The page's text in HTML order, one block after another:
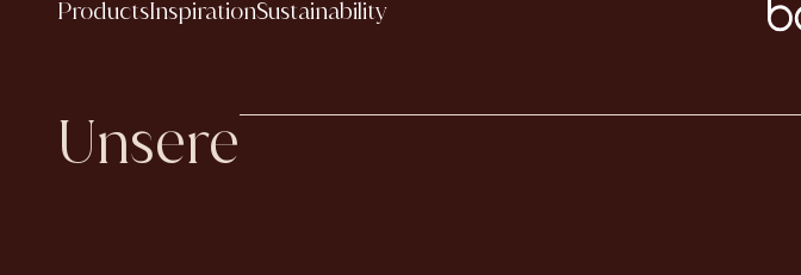
ProductsInspirationSustainability
Unsere